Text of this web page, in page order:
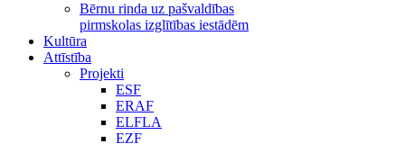
Bērnu rinda uz pašvaldības
pirmskolas izglītības iestādēm
Kultūra
Attīstība
Projekti
ESF
ERAF
ELFLA
EZF